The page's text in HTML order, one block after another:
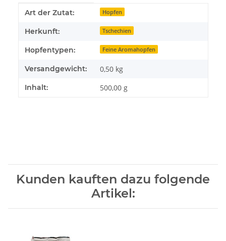
Produkteigenschaft
Wert
Art der Zutat: Hopfen
Herkunft: Tschechien
Hopfentypen: Feine Aromahopfen
Versandgewicht: 0,50 kg
Inhalt: 500,00 g
Kunden kauften dazu folgende
Artikel: